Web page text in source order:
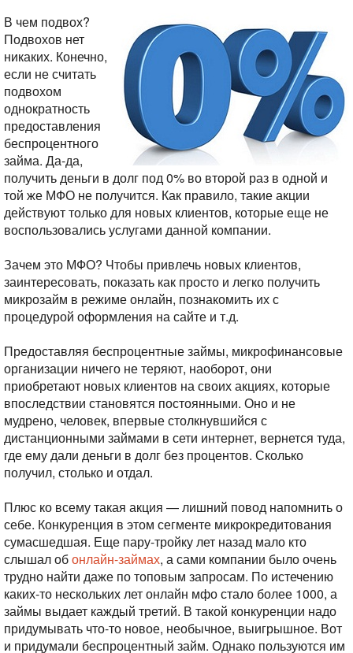
В чем подвох?
Подвохов нет
никаких. Конечно,
если не считать
подвохом
однократность
предоставления
беспроцентного
займа. Да-да,
получить деньги в долг под 0% во второй раз в одной и
той же МФО не получится. Как правило, такие акции
действуют только для новых клиентов, которые еще не
воспользовались услугами данной компании.
Зачем это МФО? Чтобы привлечь новых клиентов,
заинтересовать, показать как просто и легко получить
микрозайм в режиме онлайн, познакомить их с
процедурой оформления на сайте и т.д.
Предоставляя беспроцентные займы, микрофинансовые
организации ничего не теряют, наоборот, они
приобретают новых клиентов на своих акциях, которые
впоследствии становятся постоянными. Оно и не
мудрено, человек, впервые столкнувшийся с
дистанционными займами в сети интернет, вернется туда,
где ему дали деньги в долг без процентов. Сколько
получил, столько и отдал.
Плюс ко всему такая акция — лишний повод напомнить о
себе. Конкуренция в этом сегменте микрокредитования
сумасшедшая. Еще пару-тройку лет назад мало кто
слышал обонлайн-займах, а сами компании было очень
трудно найти даже по топовым запросам. По истечению
каких-то нескольких лет онлайн мфо стало более 1000, а
займы выдает каждый третий. В такой конкуренции надо
придумывать что-то новое, необычное, выигрышное. Вот
и придумали беспроцентный займ. Однако пользуются им